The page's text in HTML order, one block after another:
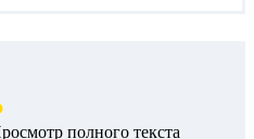
полного текста